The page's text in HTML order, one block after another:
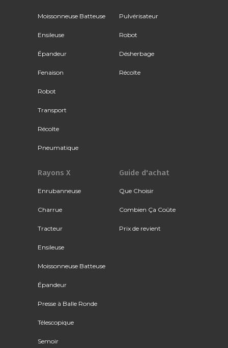
Moissonneuse Batteuse
Ensileuse
Épandeur
Fenaison
Robot
Transport
Récolte
Pneumatique
Pulvérisateur
Robot
Désherbage
Récolte
Rayons X
Enrubanneuse
Charrue
Tracteur
Ensileuse
Moissonneuse Batteuse
Épandeur
Presse à Balle Ronde
Télescopique
Semoir
Guide d'achat
Que Choisir
Combien Ça Coûte
Prix de revient